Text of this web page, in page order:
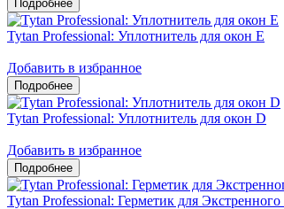
Tytan Professional: Уплотнитель для окон E
Добавить в избранное
Tytan Professional: Уплотнитель для окон D
Добавить в избранное
Tytan Professional: Герметик для